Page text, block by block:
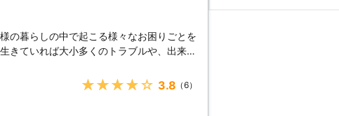
の暮らしの中で起こる様々なお困りごとを
きていれば大小多くのトラブルや、出来事
トラブル解決のお手伝いをさせていただき
る仕事ではないでしょうか。特に長く伸び
作業では太刀打ちできないものです。そん
★★★★★ 3.8 （6）